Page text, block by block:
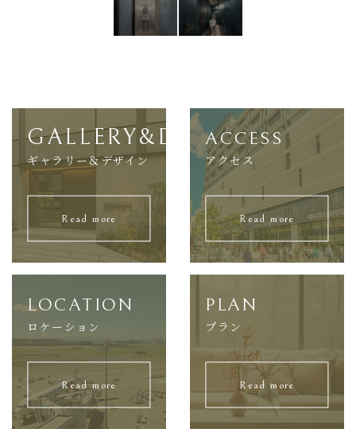
GALLERY&DESIGN
ギャラリー＆デザイン
Read more
ACCESS
アクセス
Read more
LOCATION
ロケーション
Read more
PLAN
プラン
Read more